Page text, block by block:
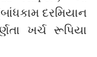
દરમિયાન
ખર્ચ રૂપિયા